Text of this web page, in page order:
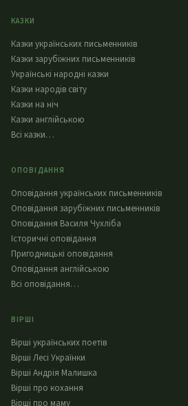
КАЗКИ
Казки українських письменників
Казки зарубіжних письменників
Українські народні казки
Казки народів світу
Казки на ніч
Казки англійською
Всі казки…
ОПОВІДАННЯ
Оповідання українських письменників
Оповідання зарубіжних письменників
Оповідання Василя Чухліба
Історичні оповідання
Пригодницькі оповідання
Оповідання англійською
Всі оповідання…
ВІРШІ
Вірші українських поетів
Вірші Лесі Українки
Вірші Андрія Малишка
Вірші про кохання
Вірші про маму